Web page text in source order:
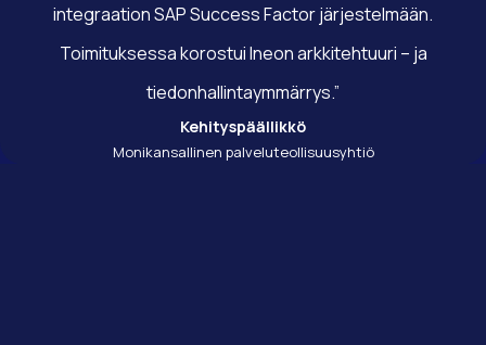
integraation SAP Success Factor järjestelmään.
Toimituksessa korostui Ineon arkkitehtuuri – ja
tiedonhallintaymmärrys.”
Kehityspäällikkö
Monikansallinen palveluteollisuusyhtiö